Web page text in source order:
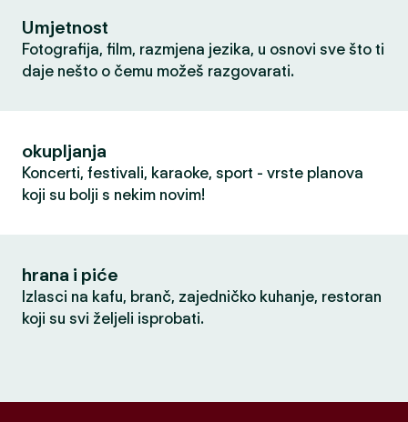
Umjetnost
Fotografija, film, razmjena jezika, u osnovi sve što ti
daje nešto o čemu možeš razgovarati.
okupljanja
Koncerti, festivali, karaoke, sport - vrste planova
koji su bolji s nekim novim!
hrana i piće
Izlasci na kafu, branč, zajedničko kuhanje, restoran
koji su svi željeli isprobati.